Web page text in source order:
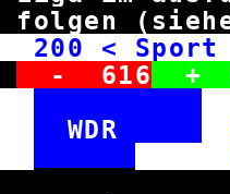
folgen
200 <
- 616 +
WDR
In